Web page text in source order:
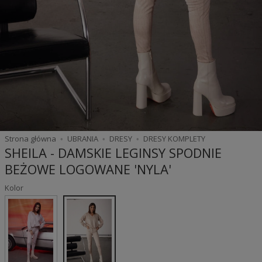
Strona główna UBRANIA DRESY DRESY KOMPLETY
SHEILA - DAMSKIE LEGINSY SPODNIE
BEŻOWE LOGOWANE 'NYLA'
Kolor